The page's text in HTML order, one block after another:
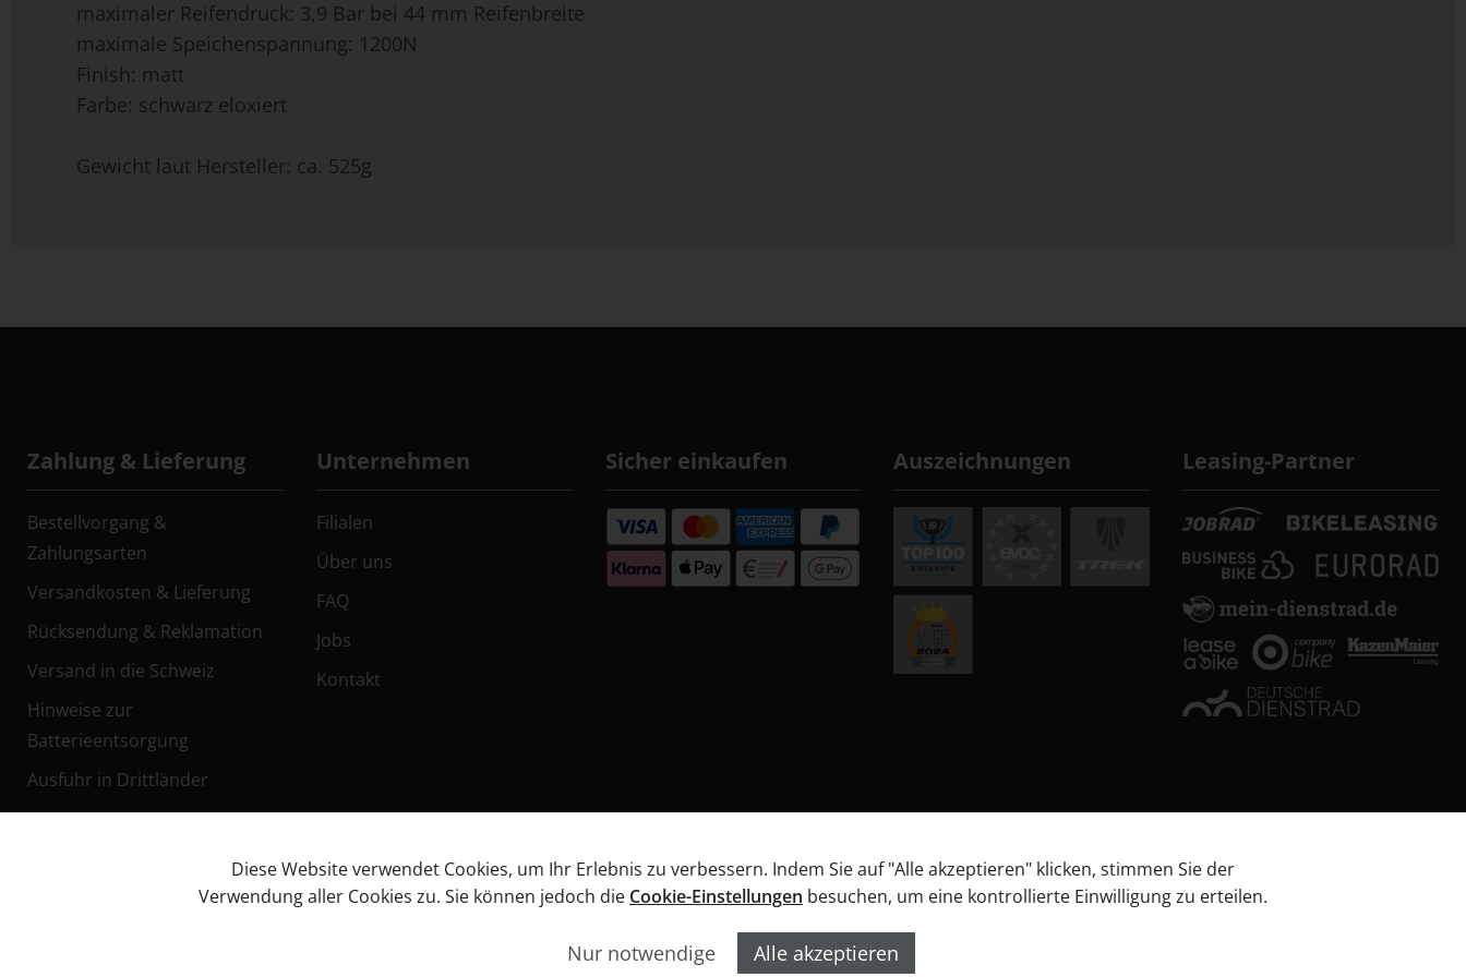
maximaler Reifendruck: 3,9 Bar bei 44 mm Reifenbreite
maximale Speichenspannung: 1200N
Finish: matt
Farbe: schwarz eloxiert
Gewicht laut Hersteller: ca. 525g
Zahlung & Lieferung
Bestellvorgang &
Zahlungsarten
Versandkosten & Lieferung
Rücksendung & Reklamation
Versand in die Schweiz
Hinweise zur
Batterieentsorgung
Ausfuhr in Drittländer
Unternehmen
Filialen
Über uns
FAQ
Jobs
Kontakt
Sicher einkaufen Auszeichnungen Leasing-Partner
Datenschutz Widerrufsbelehrung
Diese Website verwendet Cookies, um Ihr Erlebnis zu verbessern. Indem Sie auf "Alle akzeptieren" klicken, stimmen Sie der
Verwendung aller Cookies zu. Sie können jedoch die Cookie-Einstellungen besuchen, um eine kontrollierte Einwilligung zu erteilen.
Nur notwendige Alle akzeptieren